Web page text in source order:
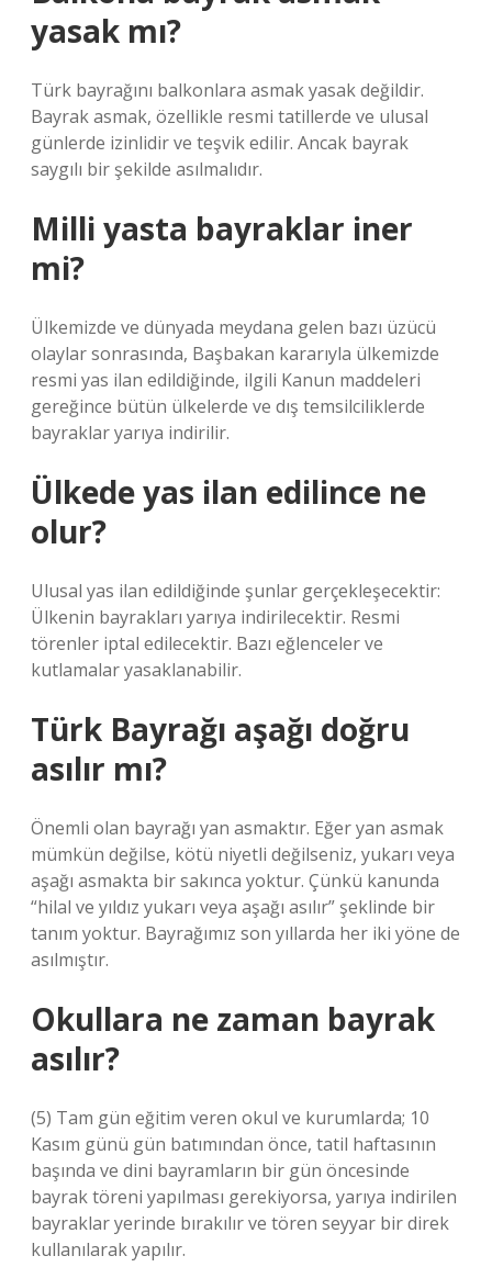
yasak mı?
Türk bayrağını balkonlara asmak yasak değildir.
Bayrak asmak, özellikle resmi tatillerde ve ulusal
günlerde izinlidir ve teşvik edilir. Ancak bayrak
saygılı bir şekilde asılmalıdır.
Milli yasta bayraklar iner
mi?
Ülkemizde ve dünyada meydana gelen bazı üzücü
olaylar sonrasında, Başbakan kararıyla ülkemizde
resmi yas ilan edildiğinde, ilgili Kanun maddeleri
gereğince bütün ülkelerde ve dış temsilciliklerde
bayraklar yarıya indirilir.
Ülkede yas ilan edilince ne
olur?
Ulusal yas ilan edildiğinde şunlar gerçekleşecektir:
Ülkenin bayrakları yarıya indirilecektir. Resmi
törenler iptal edilecektir. Bazı eğlenceler ve
kutlamalar yasaklanabilir.
Türk Bayrağı aşağı doğru
asılır mı?
Önemli olan bayrağı yan asmaktır. Eğer yan asmak
mümkün değilse, kötü niyetli değilseniz, yukarı veya
aşağı asmakta bir sakınca yoktur. Çünkü kanunda
“hilal ve yıldız yukarı veya aşağı asılır” şeklinde bir
tanım yoktur. Bayrağımız son yıllarda her iki yöne de
asılmıştır.
Okullara ne zaman bayrak
asılır?
(5) Tam gün eğitim veren okul ve kurumlarda; 10
Kasım günü gün batımından önce, tatil haftasının
başında ve dini bayramların bir gün öncesinde
bayrak töreni yapılması gerekiyorsa, yarıya indirilen
bayraklar yerinde bırakılır ve tören seyyar bir direk
kullanılarak yapılır.